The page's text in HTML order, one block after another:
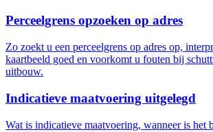
Perceelgrens opzoeken op adres
Zo zoekt u een perceelgrens op adres op,
kaartbeeld goed en voorkomt u fouten bij
uitbouw.
Indicatieve maatvoering uitgelegd
Wat is indicatieve maatvoering, wanneer is het